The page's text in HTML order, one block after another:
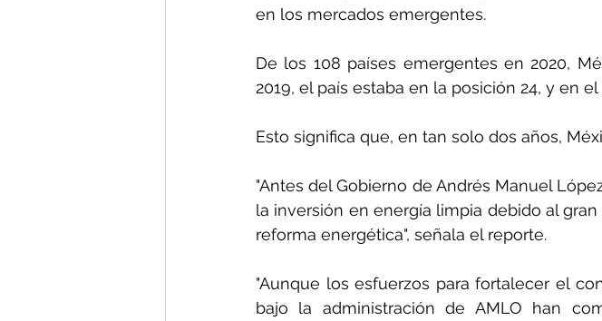
en los mercados emergentes.
De los 108 países emergentes en 2020,
2019, el país estaba en la posición 24, y en
Esto significa que, en tan solo dos años,
"Antes del Gobierno de Andrés Manuel
la inversión en energía limpia debido al
reforma energética", señala el reporte.
"Aunque los esfuerzos para fortalecer el
bajo la administración de AMLO han